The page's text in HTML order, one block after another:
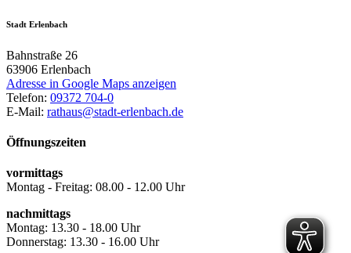
Stadt Erlenbach
Bahnstraße 26
63906 Erlenbach
Adresse in Google Maps anzeigen
Telefon: 09372 704-0
E-Mail: rathaus@stadt-erlenbach.de
Öffnungszeiten
vormittags
Montag - Freitag: 08.00 - 12.00 Uhr
nachmittags
Montag: 13.30 - 18.00 Uhr
Donnerstag: 13.30 - 16.00 Uhr